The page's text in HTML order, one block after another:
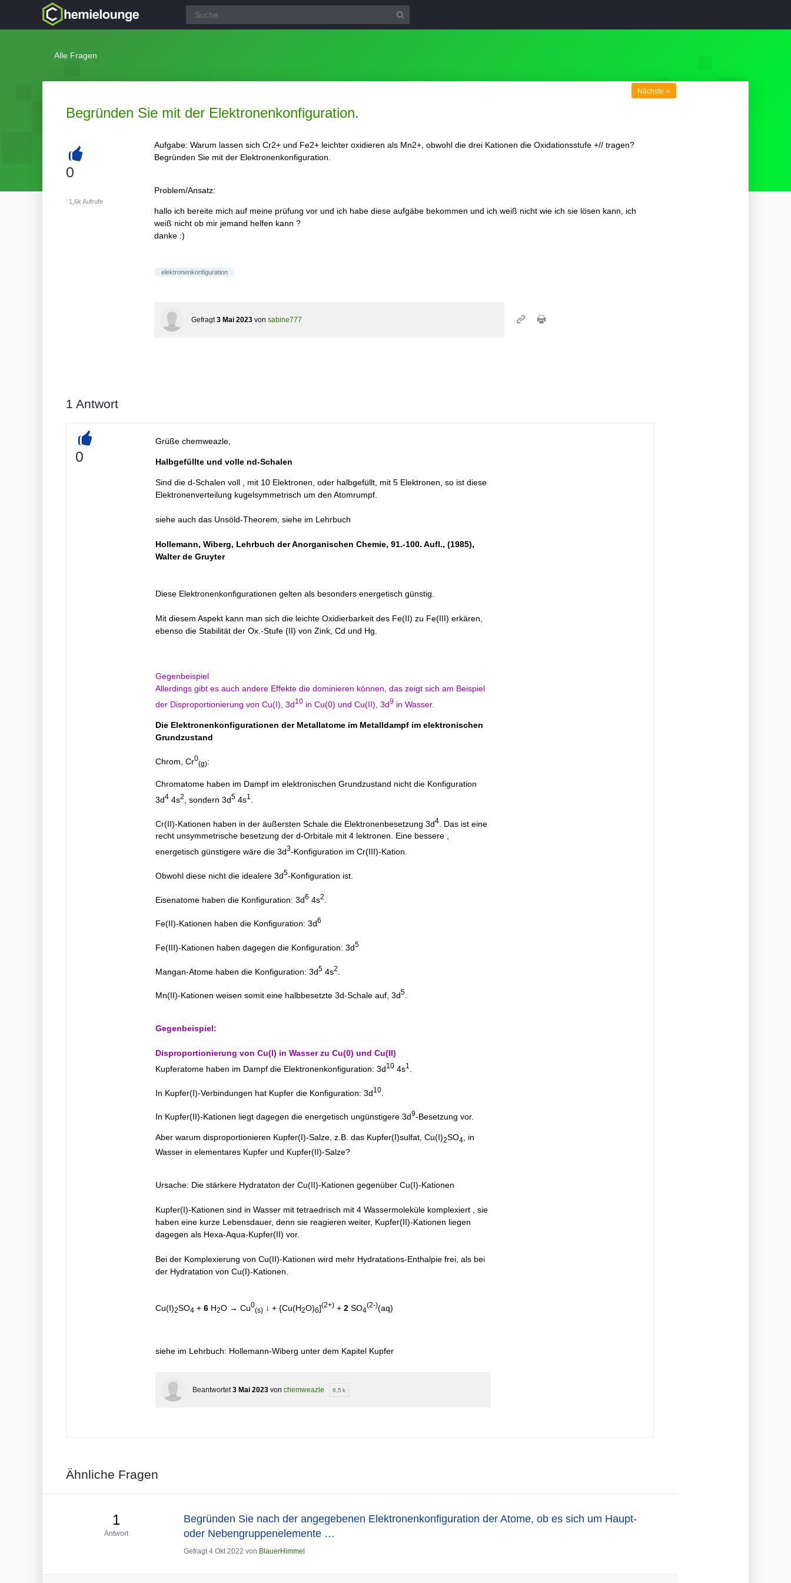
Alle Fragen
Begründen Sie mit der Elektronenkonfiguration.
Nächste »
+
0
1,6k Aufrufe
Aufgabe: Warum lassen sich Cr2+ und Fe2+ leichter oxidieren als Mn2+, obwohl die drei Kationen die Oxidationsstufe +// tragen?
Begründen Sie mit der Elektronenkonfiguration.
Problem/Ansatz:
hallo ich bereite mich auf meine prüfung vor und ich habe diese aufgäbe bekommen und ich weiß nicht wie ich sie lösen kann, ich
weiß nicht ob mir jemand helfen kann ?
danke :)
elektronenkonfiguration
Gefragt 3 Mai 2023 von sabine777
1 Antwort
+
0
Grüße chemweazle,
Halbgefüllte und volle nd-Schalen
Sind die d-Schalen voll , mit 10 Elektronen, oder halbgefüllt, mit 5 Elektronen, so ist diese
Elektronenverteilung kugelsymmetrisch um den Atomrumpf.
siehe auch das Unsöld-Theorem, siehe im Lehrbuch
Hollemann, Wiberg, Lehrbuch der Anorganischen Chemie, 91.-100. Aufl., (1985),
Walter de Gruyter
Diese Elektronenkonfigurationen gelten als besonders energetisch günstig.
Mit diesem Aspekt kann man sich die leichte Oxidierbarkeit des Fe(II) zu Fe(III) erkären,
ebenso die Stabilität der Ox.-Stufe (II) von Zink, Cd und Hg.
Gegenbeispiel
Allerdings gibt es auch andere Effekte die dominieren können, das zeigt sich am Beispiel
der Disproportionierung von Cu(I), 3d10in Cu(0) und Cu(II), 3d9in Wasser.
Die Elektronenkonfigurationen der Metallatome im Metalldampf im elektronischen
Grundzustand
Chrom, Cr0
(g):
Chromatome haben im Dampf im elektronischen Grundzustand nicht die Konfiguration
3d44s2 , sondern 3d54s1
Cr(II)-Kationen haben in der äußersten Schale die Elektronenbesetzung 3d4. Das ist eine
recht unsymmetrische besetzung der d-Orbitale mit 4 lektronen. Eine bessere ,
energetisch günstigere wäre die 3d3-Konfiguration im Cr(III)-Kation.
Obwohl diese nicht die idealere 3d5-Konfiguration ist.
Eisenatome haben die Konfiguration: 3d6 4s2
Fe(II)-Kationen haben die Konfiguration: 3d6
Fe(III)-Kationen haben dagegen die Konfiguration: 3d5
Mangan-Atome haben die Konfiguration: 3d54s2
Mn(II)-Kationen weisen somit eine halbbesetzte 3d-Schale auf, 3d5.
Gegenbeispiel:
Disproportionierung von Cu(I) in Wasser zu Cu(0) und Cu(II)
Kupferatome haben im Dampf die Elektronenkonfiguration: 3d104s1
In Kupfer(I)-Verbindungen hat Kupfer die Konfiguration: 3d10.
In Kupfer(II)-Kationen liegt dagegen die energetisch ungünstigere 3d9-Besetzung vor.
Aber warum disproportionieren Kupfer(I)-Salze, z.B. das Kupfer(I)sulfat, Cu(I)2SO4
, in
Wasser in elementares Kupfer und Kupfer(II)-Salze?
Ursache: Die stärkere Hydrataton der Cu(II)-Kationen gegenüber Cu(I)-Kationen
Kupfer(I)-Kationen sind in Wasser mit tetraedrisch mit 4 Wassermoleküle komplexiert , sie
haben eine kurze Lebensdauer, denn sie reagieren weiter, Kupfer(II)-Kationen liegen
dagegen als Hexa-Aqua-Kupfer(II) vor.
Bei der Komplexierung von Cu(II)-Kationen wird mehr Hydratations-Enthalpie frei, als bei
der Hydratation von Cu(I)-Kationen.
Cu(I)2SO4 + 6H2O → Cu0
(s)↓ + {Cu(H2O)6](2+)+ 2SO4
(2-)(aq)
siehe im Lehrbuch: Hollemann-Wiberg unter dem Kapitel Kupfer
Beantwortet 3 Mai 2023 von chemweazle 6,5 k
Ähnliche Fragen
1
Antwort
Begründen Sie nach der angegebenen Elektronenkonfiguration der Atome, ob es sich um Haupt-
oder Nebengruppenelemente …
Gefragt 4 Okt 2022 von BlauerHimmel